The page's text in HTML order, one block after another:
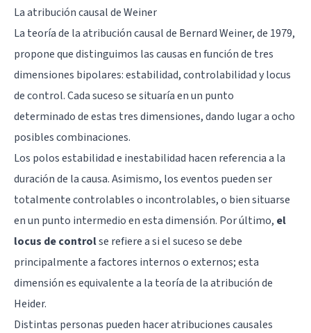
La atribución causal de Weiner
La teoría de la atribución causal de Bernard Weiner, de 1979,
propone que distinguimos las causas en función de tres
dimensiones bipolares: estabilidad, controlabilidad y locus
de control. Cada suceso se situaría en un punto
determinado de estas tres dimensiones, dando lugar a ocho
posibles combinaciones.
Los polos estabilidad e inestabilidad hacen referencia a la
duración de la causa. Asimismo, los eventos pueden ser
totalmente controlables o incontrolables, o bien situarse
en un punto intermedio en esta dimensión. Por último, el
locus de controlse refiere a si el suceso se debe
principalmente a factores internos o externos; esta
dimensión es equivalente a la teoría de la atribución de
Heider.
Distintas personas pueden hacer atribuciones causales